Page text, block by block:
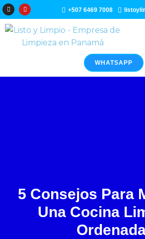
Ir
al
contenido
I
n
s
t
a
Y
o
u
u
b
e
+507 6469 7008
WHATSAPP
5 Consejos Para
Una Cocina